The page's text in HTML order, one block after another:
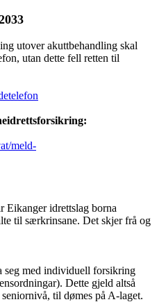
utover akuttbehandling skal
utan dette fell retten til
meld-
Eikanger idrettslag borna
til særkrinsane. Det skjer frå og
seg med individuell forsikring
Dette gjeld altså
til dømes på A-laget.